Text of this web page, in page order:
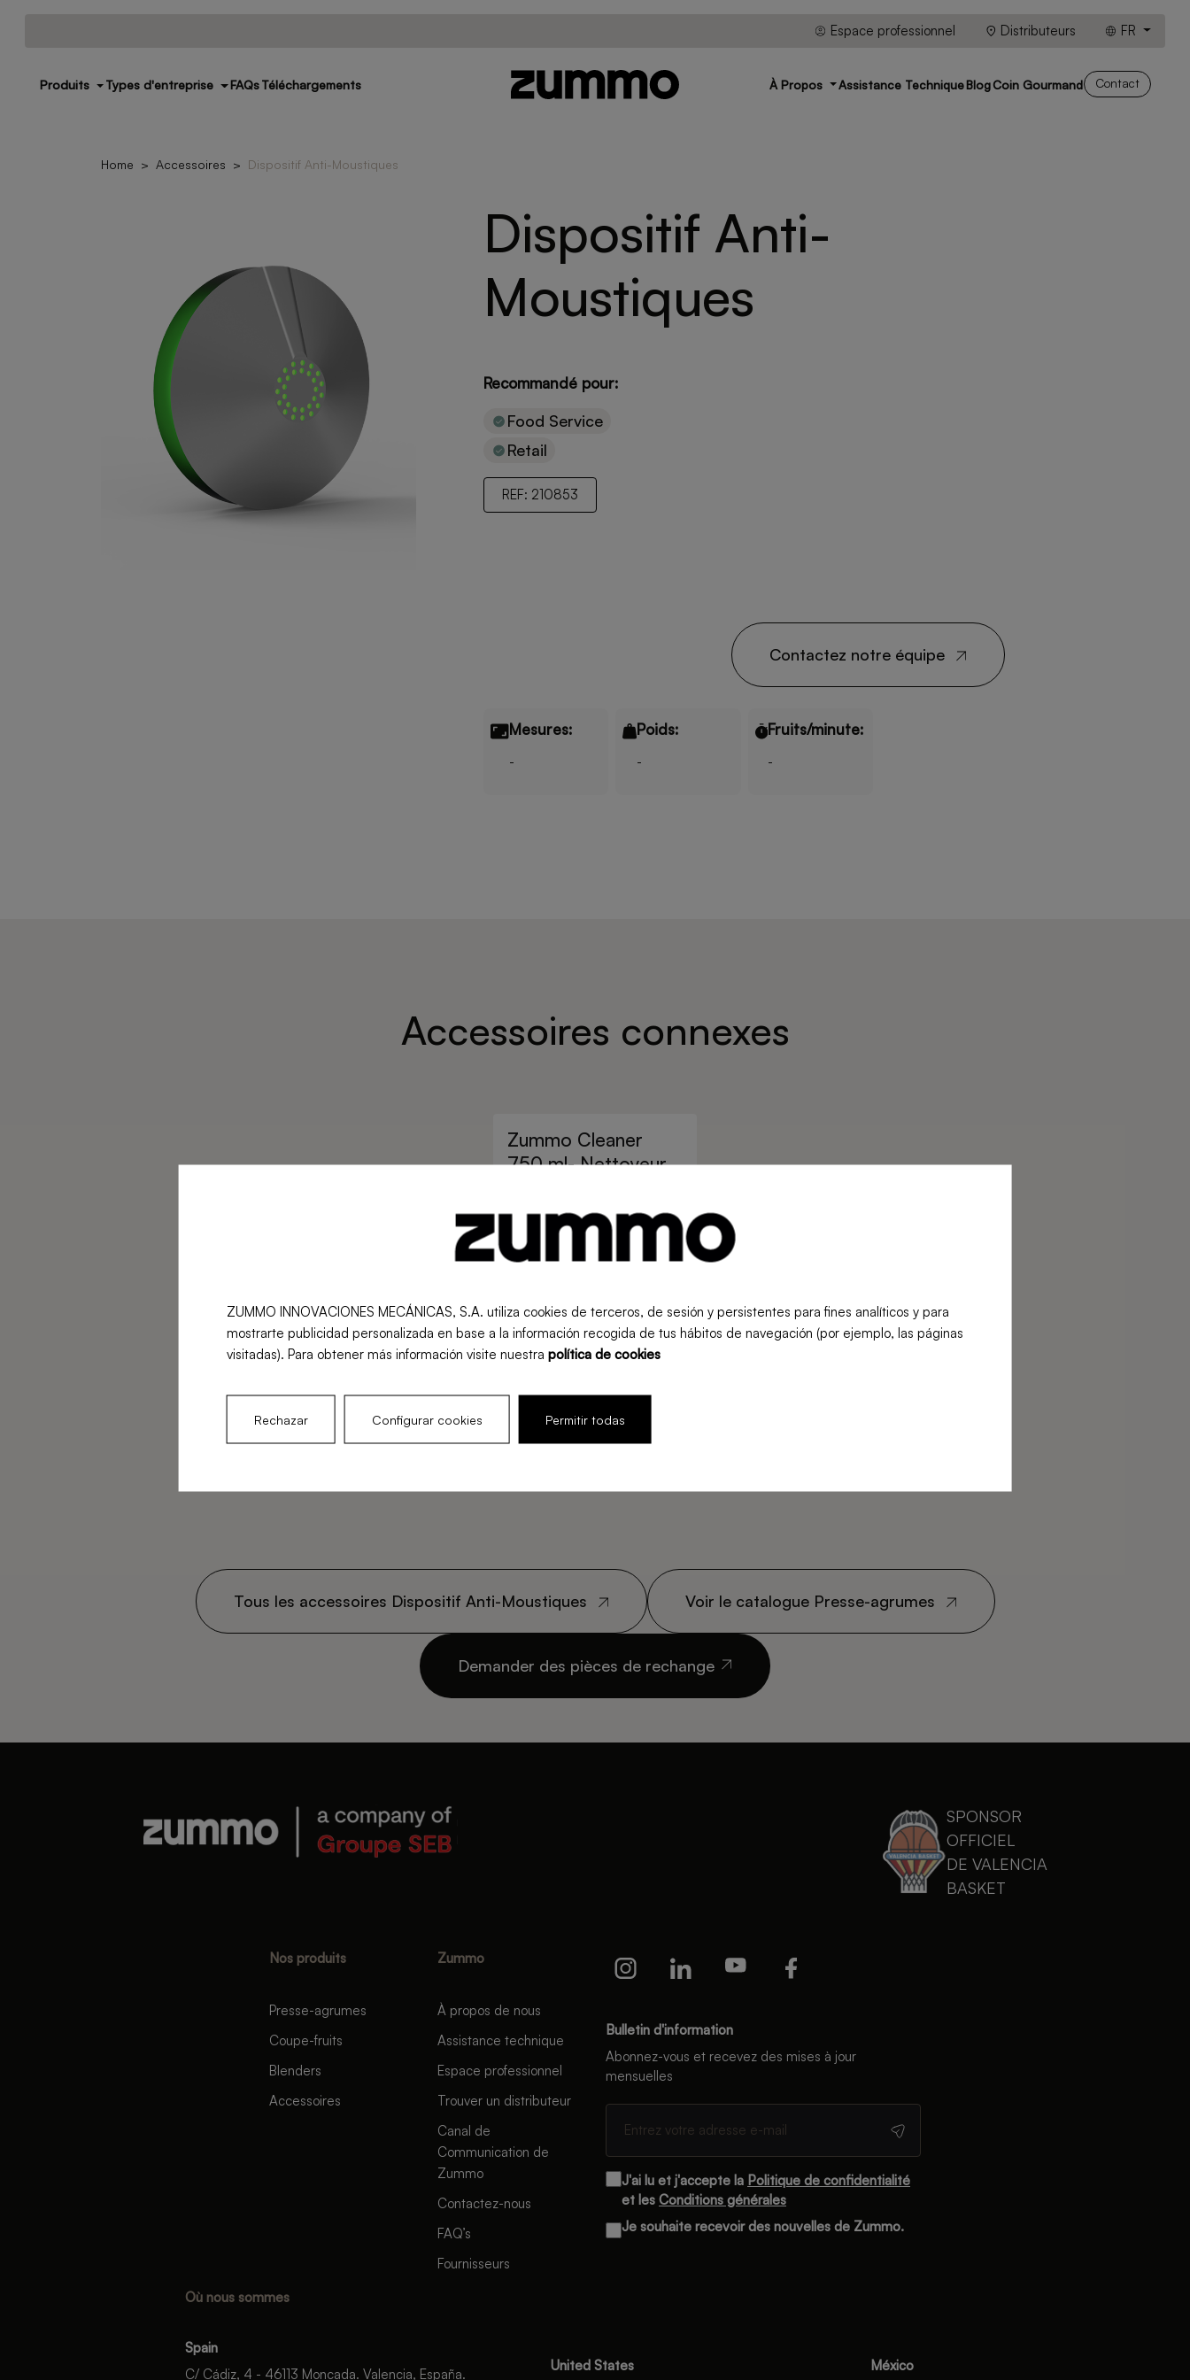
Espace professionnel Distributeurs FR
Produits Types d'entreprise FAQsTéléchargements À Propos Assistance TechniqueBlogCoin Gourmand Contact
Home Accessoires Dispositif Anti-Moustiques
Dispositif Anti-
Moustiques
Recommandé pour:
Food Service
Retail
REF: 210853
Contactez notre équipe
Mesures:
-
Poids:
-
Fruits/minute:
-
Accessoires connexes
Zummo Cleaner
750 ml- Nettoyeur
Tous les accessoires Dispositif Anti-Moustiques Voir le catalogue Presse-agrumes
Demander des pièces de rechange
SPONSOR
OFFICIEL
DE VALENCIA
BASKET
Nos produits
Presse-agrumes
Coupe-fruits
Blenders
Accessoires
Zummo
À propos de nous
Assistance technique
Espace professionnel
Trouver un distributeur
Canal de
Communication de
Zummo
Contactez-nous
FAQ’s
Fournisseurs
Bulletin d'information
Abonnez-vous et recevez des mises à jour
mensuelles
J'ai lu et j'accepte la Politique de confidentialité
et les Conditions générales
Je souhaite recevoir des nouvelles de Zummo.
Où nous sommes
Spain
C/ Cádiz, 4 - 46113 Moncada. Valencia, España.
United States México
ZUMMO INNOVACIONES MECÁNICAS, S.A. utiliza cookies de terceros, de sesión y persistentes para fines analíticos y para
mostrarte publicidad personalizada en base a la información recogida de tus hábitos de navegación (por ejemplo, las páginas
visitadas). Para obtener más información visite nuestra política de cookies
Rechazar Configurar cookies Permitir todas